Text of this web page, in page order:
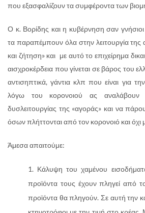
που εξασφαλίζουν τα συμφέροντα των
Ο κ. Βορίδης και η κυβέρνηση σαν
τα παραπέμπουν όλα στην λειτουργία
και ζήτηση» και με αυτό το επιχείρημα
αισχροκέρδεια που γίνεται σε βάρος του
αντισηπτικά, γάντια κλπ που είναι για
λόγω του κορονοιού ας αναλάβουν
δυσλειτουργίας της «αγοράς» και να
όσων πλήττονται από τον κορονοιό και όχι
Άμεσα απαιτούμε:
Κάλυψη του χαμένου
προϊόντα τους έχουν πληγεί από
προϊόντα θα πληγούν. Σε αυτή την